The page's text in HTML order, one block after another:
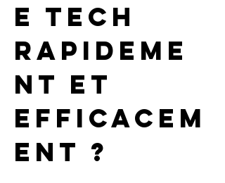
e tech
rapideme
nt et
efficacem
ent ?